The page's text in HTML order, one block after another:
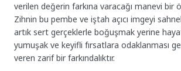
verilen değerin farkına varacağı manevi bir
Zihnin bu pembe ve iştah açıcı imgeyi
artık sert gerçeklerle boğuşmak yerine
yumuşak ve keyifli fırsatlara odaklanması
veren zarif bir farkındalıktır.